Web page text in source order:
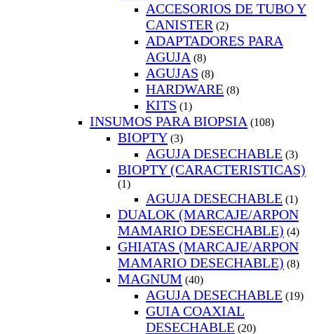
ACCESORIOS DE TUBO Y
CANISTER (2)
ADAPTADORES PARA
AGUJA (8)
AGUJAS (8)
HARDWARE (8)
KITS (1)
INSUMOS PARA BIOPSIA (108)
BIOPTY (3)
AGUJA DESECHABLE (3)
BIOPTY (CARACTERISTICAS)
(1)
AGUJA DESECHABLE (1)
DUALOK (MARCAJE/ARPON
MAMARIO DESECHABLE) (4)
GHIATAS (MARCAJE/ARPON
MAMARIO DESECHABLE) (8)
MAGNUM (40)
AGUJA DESECHABLE (19)
GUIA COAXIAL
DESECHABLE (20)